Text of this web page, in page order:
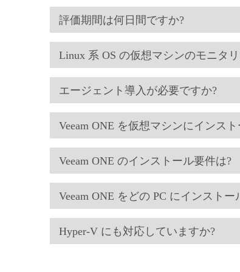
評価期間は何日間ですか?
Linux 系 OS の仮想マシンのモニタ
エージェント導入が必要ですか?
Veeam ONE を仮想マシンにインス
Veeam ONE のインストール要件は?
Veeam ONE をどの PC にインスト
Hyper-V にも対応していますか?